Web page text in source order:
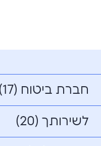
חברת ביטוח (17)
לשירותך (20)